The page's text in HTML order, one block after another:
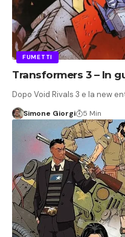
FUMETTI
Transformers 3 – In
Dopo Void Rivals 3 e la new
Simone Giorgi 5 Min